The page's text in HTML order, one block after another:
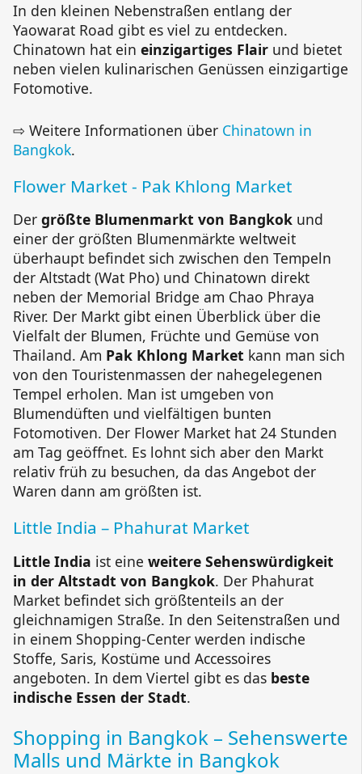
In den kleinen Nebenstraßen entlang der
Yaowarat Road gibt es viel zu entdecken.
Chinatown hat ein einzigartiges Flair und bietet
neben vielen kulinarischen Genüssen einzigartige
Fotomotive.
⇨ Weitere Informationen über Chinatown in
Bangkok.
Flower Market - Pak Khlong Market
Der größte Blumenmarkt von Bangkok und
einer der größten Blumenmärkte weltweit
überhaupt befindet sich zwischen den Tempeln
der Altstadt (Wat Pho) und Chinatown direkt
neben der Memorial Bridge am Chao Phraya
River. Der Markt gibt einen Überblick über die
Vielfalt der Blumen, Früchte und Gemüse von
Thailand. Am Pak Khlong Market kann man sich
von den Touristenmassen der nahegelegenen
Tempel erholen. Man ist umgeben von
Blumendüften und vielfältigen bunten
Fotomotiven. Der Flower Market hat 24 Stunden
am Tag geöffnet. Es lohnt sich aber den Markt
relativ früh zu besuchen, da das Angebot der
Waren dann am größten ist.
Little India – Phahurat Market
Little India ist eine weitere Sehenswürdigkeit
in der Altstadt von Bangkok. Der Phahurat
Market befindet sich größtenteils an der
gleichnamigen Straße. In den Seitenstraßen und
in einem Shopping-Center werden indische
Stoffe, Saris, Kostüme und Accessoires
angeboten. In dem Viertel gibt es das beste
indische Essen der Stadt.
Shopping in Bangkok – Sehenswerte
Malls und Märkte in Bangkok